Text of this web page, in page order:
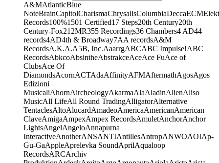
A&MAtlanticBlue
NoteBrainCapitolCharismaChrysalisColumbiaDeccaECM
Records100%1501 Certified17 Steps20th Century20th
Century-Fox21 2MR355 Recordings36 Chambers4 AD44
records4AD4th & Broadway7AA recordsA&M
RecordsA.K.A.A5B, Inc.AaarrgABCABC Impulse!ABC
RecordsAbkcoAbsintheAbstrakceAceAce FuAce of
ClubsAce Of
DiamondsAcornACTAdaAffinityAFMAftermathAgosAgos
Edizioni
MusicaliAhornAircheologyAkarmaAlaAladinAlienAliso
MusicAll LifeAll Round TradingAlligatorAlternative
TentaclesAltoAlucardAmadeoAmericaAmericanAmerican
ClaveAmigaAmpexAmpex RecordsAmuletAnchorAnchor
LightsAngelAngeloAnnapurna
InteractiveAnotherANSANTIAntillesAntropANWOAOIAp-
Gu-GaAppleAprelevka SoundAprilAqualoop
RecordsARCArchiv